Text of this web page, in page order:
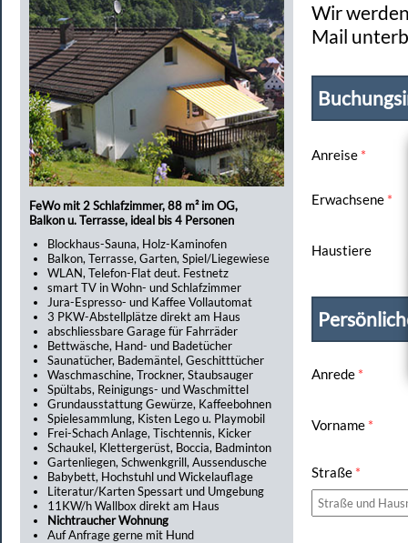
FeWo mit 2 Schlafzimmer, 88 m² im OG,
Balkon u. Terrasse, ideal bis 4 Personen
Blockhaus-Sauna, Holz-Kaminofen
Balkon, Terrasse, Garten, Spiel/Liegewiese
WLAN, Telefon-Flat deut. Festnetz
smart TV in Wohn- und Schlafzimmer
Jura-Espresso- und Kaffee Vollautomat
3 PKW-Abstellplätze direkt am Haus
abschliessbare Garage für Fahrräder
Bettwäsche, Hand- und Badetücher
Saunatücher, Bademäntel, Geschitttücher
Waschmaschine, Trockner, Staubsauger
Spültabs, Reinigungs- und Waschmittel
Grundausstattung Gewürze, Kaffeebohnen
Spielesammlung, Kisten Lego u. Playmobil
Frei-Schach Anlage, Tischtennis, Kicker
Schaukel, Klettergerüst, Boccia, Badminton
Gartenliegen, Schwenkgrill, Aussendusche
Babybett, Hochstuhl und Wickelauflage
Literatur/Karten Spessart und Umgebung
11KW/h Wallbox direkt am Haus
Nichtraucher Wohnung
Auf Anfrage gerne mit Hund
Wir
Mail
Anreise *
Erwachsene *
Haustiere
Anrede *
Vorname *
Straße *